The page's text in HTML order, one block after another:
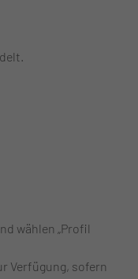
wählen „Profil
Verfügung, sofern